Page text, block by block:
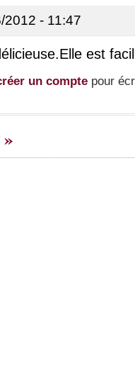
2012 - 11:47
est
un compte pour